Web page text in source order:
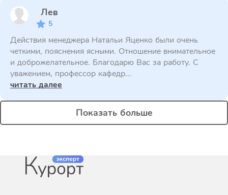
Лев
5
Действия менеджера Натальи Яценко были очень
четкими, пояснения ясными. Отношение внимательное
и доброжелательное. Благодарю Вас за работу. С
уважением, профессор кафедр...
читать далее
Показать больше